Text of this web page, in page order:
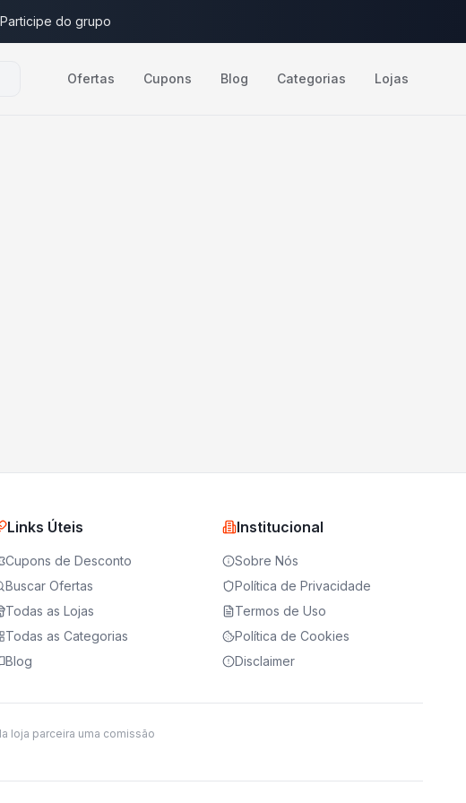
do grupo
Ofertas Cupons Blog Categorias Lojas
Links Úteis
Cupons de Desconto
Buscar Ofertas
Todas as Lojas
Todas as Categorias
Blog
Institucional
Sobre Nós
Política de Privacidade
Termos de Uso
Política de Cookies
Disclaimer
loja parceira uma comissão